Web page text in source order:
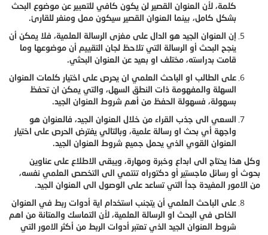
كلمة، لأن العنوان القصير لن يكون كافي للتعبير عن موضوع البحث
بشكل كامل، بينما العنوان القصير سيكون ممل ومنفر للقارئ.
إن العنوان الجيد هو الدال على مغزى الرسالة العلمية، فلا يمكن أن
ينجح البحث أو الرسالة التي تلاحظ لجان التقييم أن موضوعها وما
قامت بدراسته، مختلف او بعيد عن العنوان البحثي.
على الطالب او الباحث العلمي ان يحرص على اختيار كلمات العنوان
السهلة والمفهومة ذات النطق السهل، والتي يمكن ان تحفظ
بسهولة، فسهولة الحفظ من أهم شروط العنوان الجيد.
السعي الى جذب القراء من خلال العنوان الجيد، فالعنوان هو
واجهة أي بحث او رسالة علمية، وبالتالي يفترض الحرص على اختيار
العنوان القوي الذي يحمل جميع شروط العنوان الجيد.
وكل هذا يحتاج الى ابداع وخبرة ومهارة، ويبقى الاطلاع على عناوين
بحوث أو رسائل ماجستير أو دكتوراه تنتمي الى التخصص العلمي نفسه،
من الامور المفيدة جداً التي تساعد على الوصول الى العنوان الجيد.
على الباحث العلمي أن يتجنب استخدام اية أدوات ربط في العنوان
الخاص في البحث او الرسالة العلمية، لأن التماسك والمتانة من اهم
شروط العنوان الجيد الذي تعتبر أدوات الربط من أكثر الامور التي